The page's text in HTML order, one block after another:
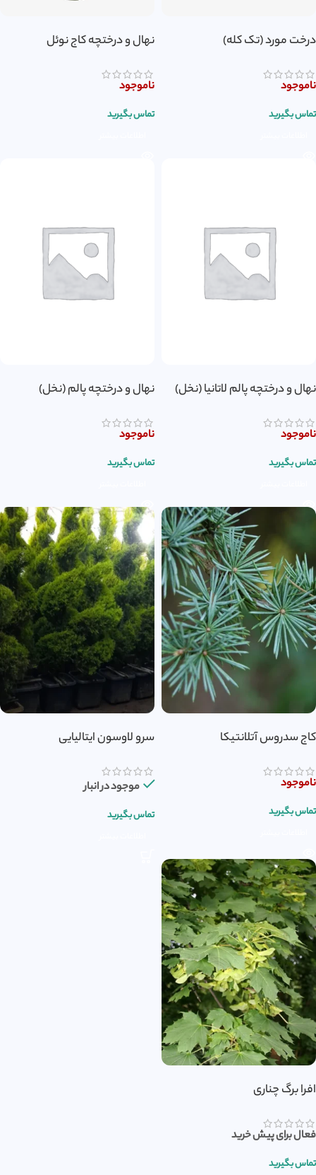
درخت مورد (تک کله)
ناموجود
تماس بگیرید
نهال و درختچه کاج نوئل
ناموجود
تماس بگیرید
نهال و درختچه پالم لاتانیا (نخل)
ناموجود
تماس بگیرید
نهال و درختچه پالم (نخل)
ناموجود
تماس بگیرید
کاج سدروس آتلانتیکا
ناموجود
تماس بگیرید
سرو لاوسون ایتالیایی
موجود در انبار
تماس بگیرید
افرا برگ چناری
فعال برای پیش خرید
تماس بگیرید